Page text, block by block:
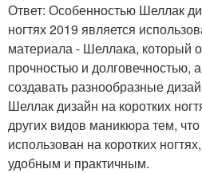
Ответ: Особенностью Шеллак
ногтях 2019 является
материала - Шеллака, который
прочностью и долговечностью,
создавать разнообразные
Шеллак дизайн на коротких
других видов маникюра тем,
использован на коротких
удобным и практичным.